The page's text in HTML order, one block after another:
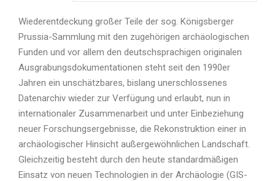
Wiederentdeckung großer Teile der sog. Königsberger
Prussia-Sammlung mit den zugehörigen archäologischen
Funden und vor allem den deutschsprachigen originalen
Ausgrabungsdokumentationen steht seit den 1990er
Jahren ein unschätzbares, bislang unerschlossenes
Datenarchiv wieder zur Verfügung und erlaubt, nun in
internationaler Zusammenarbeit und unter Einbeziehung
neuer Forschungsergebnisse, die Rekonstruktion einer in
archäologischer Hinsicht außergewöhnlichen Landschaft.
Gleichzeitig besteht durch den heute standardmäßigen
Einsatz von neuen Technologien in der Archäologie (GIS-